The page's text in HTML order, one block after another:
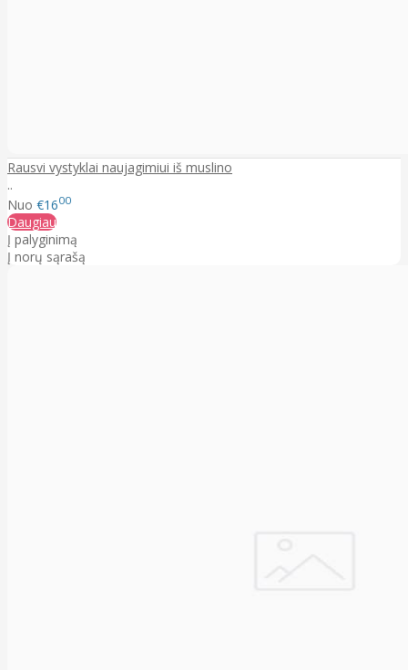
Rausvi vystyklai naujagimiui iš muslino
..
Nuo €1600
Daugiau
Į palyginimą
Į norų sąrašą